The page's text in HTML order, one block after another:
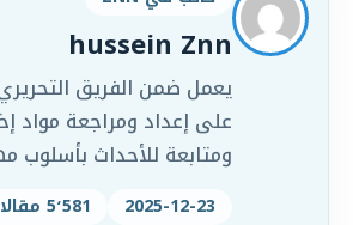
hussein Znn
على إعداد ومراجعة مواد
ومتابعة للأحداث بأسلوب
2025-12-23 5٬581 مقالات